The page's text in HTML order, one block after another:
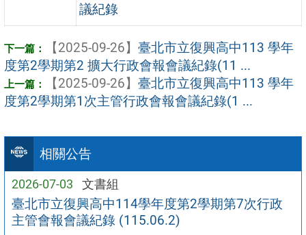
相關公告
2026-07-03 文書組
臺北市立復興高中114學年度第2學期第7次行政
主管會報會議紀錄 (115.06.2)
議紀錄
【2025-09-26】 臺北市立復興高中113 學年
度第2學期第2 擴大行政會報會議紀錄(11 ...
【2025-09-26】 臺北市立復興高中113 學年
度第2學期第1次主管行政會報會議紀錄(1 ...